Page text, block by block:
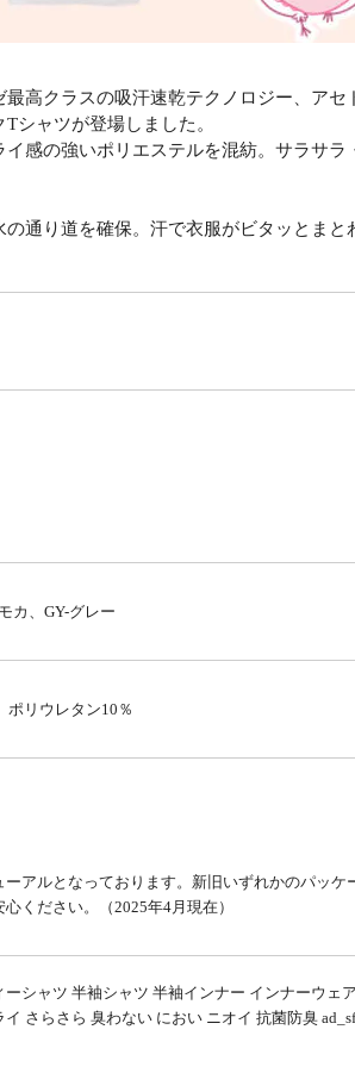
高クラスの吸汗速乾テクノロジー、アセ
シャツが登場しました。
感の強いポリエステルを混紡。サラサラ
通り道を確保。汗で衣服がビタッとまと
カ、GY-グレー
リウレタン10％
アルとなっております。新旧いずれかのパッケ
ください。（2025年4月現在）
シャツ 半袖シャツ 半袖インナー インナーウェ
さらさら 臭わない におい ニオイ 抗菌防臭 ad_sf